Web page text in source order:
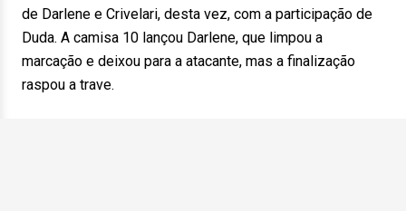
de Darlene e Crivelari, desta vez, com a participação de
Duda. A camisa 10 lançou Darlene, que limpou a
marcação e deixou para a atacante, mas a finalização
raspou a trave.